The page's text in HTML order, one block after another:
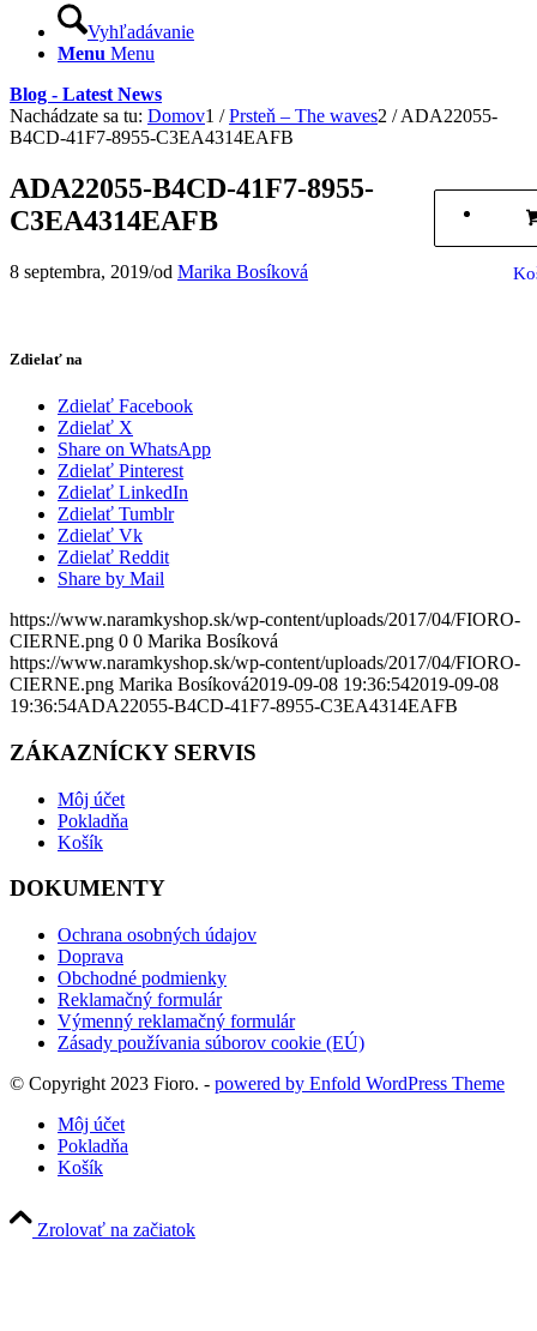
Vyhľadávanie
Menu Menu
Blog - Latest News
Nachádzate sa tu: Domov1 / Prsteň – The waves2 / ADA22055-
B4CD-41F7-8955-C3EA4314EAFB
ADA22055-B4CD-41F7-8955-
C3EA4314EAFB
8 septembra, 2019/od Marika Bosíková
Zdielať na
Zdielať Facebook
Zdielať X
Share on WhatsApp
Zdielať Pinterest
Zdielať LinkedIn
Zdielať Tumblr
Zdielať Vk
Zdielať Reddit
Share by Mail
https://www.naramkyshop.sk/wp-content/uploads/2017/04/FIORO-
CIERNE.png 0 0 Marika Bosíková
https://www.naramkyshop.sk/wp-content/uploads/2017/04/FIORO-
CIERNE.png Marika Bosíková2019-09-08 19:36:542019-09-08
19:36:54ADA22055-B4CD-41F7-8955-C3EA4314EAFB
ZÁKAZNÍCKY SERVIS
Môj účet
Pokladňa
Košík
DOKUMENTY
Ochrana osobných údajov
Doprava
Obchodné podmienky
Reklamačný formulár
Výmenný reklamačný formulár
Zásady používania súborov cookie (EÚ)
© Copyright 2023 Fioro. - powered by Enfold WordPress Theme
Môj účet
Pokladňa
Košík
Zrolovať na začiatok